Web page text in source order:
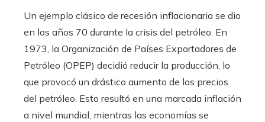
Un ejemplo clásico de recesión inflacionaria se dio
en los años 70 durante la crisis del petróleo. En
1973, la Organización de Países Exportadores de
Petróleo (OPEP) decidió reducir la producción, lo
que provocó un drástico aumento de los precios
del petróleo. Esto resultó en una marcada inflación
a nivel mundial, mientras las economías se